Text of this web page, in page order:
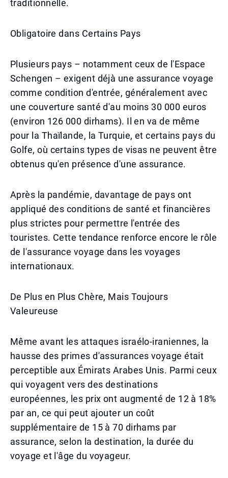
traditionnelle.
Obligatoire dans Certains Pays
Plusieurs pays – notamment ceux de l'Espace
Schengen – exigent déjà une assurance voyage
comme condition d'entrée, généralement avec
une couverture santé d'au moins 30 000 euros
(environ 126 000 dirhams). Il en va de même
pour la Thaïlande, la Turquie, et certains pays du
Golfe, où certains types de visas ne peuvent être
obtenus qu'en présence d'une assurance.
Après la pandémie, davantage de pays ont
appliqué des conditions de santé et financières
plus strictes pour permettre l'entrée des
touristes. Cette tendance renforce encore le rôle
de l'assurance voyage dans les voyages
internationaux.
De Plus en Plus Chère, Mais Toujours
Valeureuse
Même avant les attaques israélo-iraniennes, la
hausse des primes d'assurances voyage était
perceptible aux Émirats Arabes Unis. Parmi ceux
qui voyagent vers des destinations
européennes, les prix ont augmenté de 12 à 18%
par an, ce qui peut ajouter un coût
supplémentaire de 15 à 70 dirhams par
assurance, selon la destination, la durée du
voyage et l'âge du voyageur.